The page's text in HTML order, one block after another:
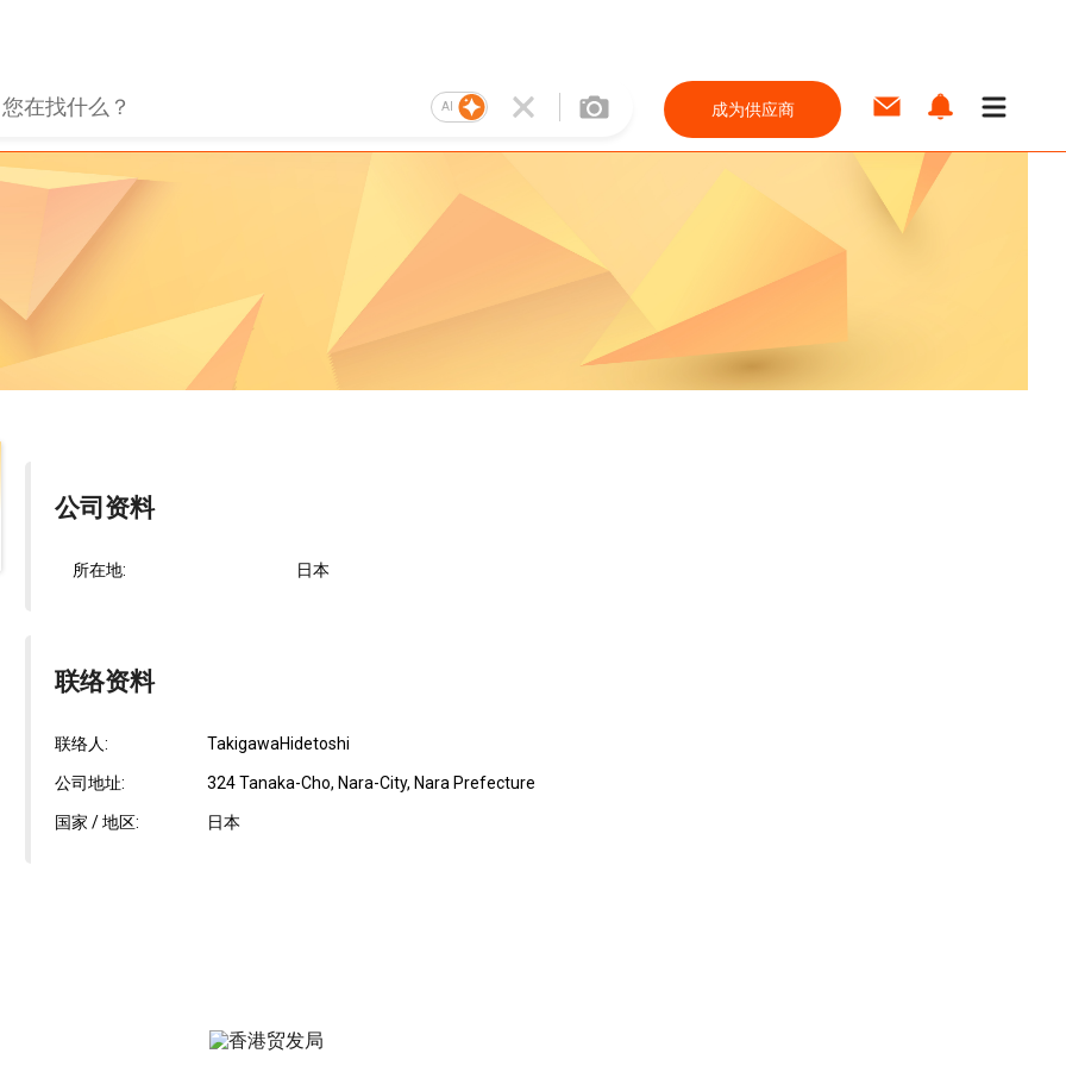
AI 成为供应商
公司资料
所在地: 日本
联络资料
联络人: TakigawaHidetoshi
公司地址: 324 Tanaka-Cho, Nara-City, Nara Prefecture
国家 / 地区: 日本